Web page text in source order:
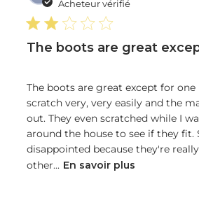
Acheteur vérifié
The boots are great
The boots are great except for
scratch very, very easily and the
out. They even scratched while I
around the house to see if they fit.
disappointed because they're
other... En savoir plus